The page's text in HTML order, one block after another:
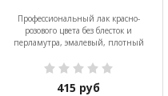
Профессиональный лак красно-
розового цвета без блесток и
перламутра, эмалевый, плотный
415 руб